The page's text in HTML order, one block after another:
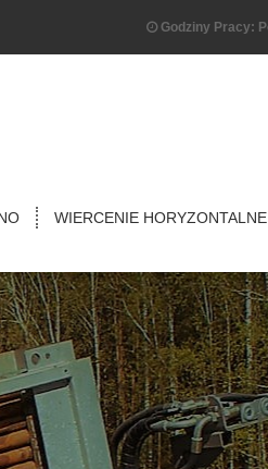
Godziny Pracy:
WIERCENIE